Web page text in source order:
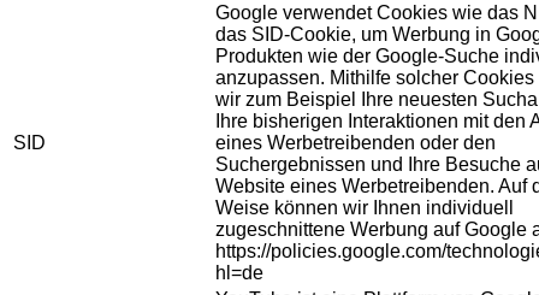
SID
Google verwendet Cookies wie das
das SID-Cookie, um Werbung in
Produkten wie der Google-Suche
anzupassen. Mithilfe solcher Cookies
wir zum Beispiel Ihre neuesten
Ihre bisherigen Interaktionen mit den
eines Werbetreibenden oder den
Suchergebnissen und Ihre Besuche
Website eines Werbetreibenden. Auf
Weise können wir Ihnen individuell
zugeschnittene Werbung auf Google
https://policies.google.com/
hl=de